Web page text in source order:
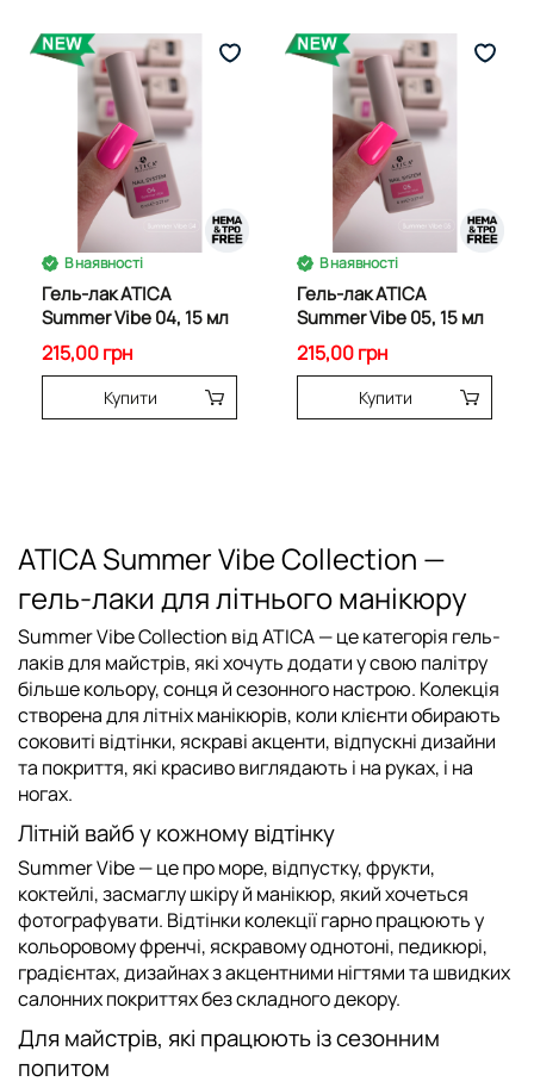
В наявності
Гель-лак ATICA
Summer Vibe 04, 15 мл
215,00 грн
Купити
В наявності
Гель-лак ATICA
Summer Vibe 05, 15 мл
215,00 грн
Купити
ATICA Summer Vibe Collection —
гель-лаки для літнього манікюру
Summer Vibe Collection від ATICA— це категорія гель-
лаків для майстрів, які хочуть додати у свою палітру
більше кольору, сонця й сезонного настрою. Колекція
створена для літніх манікюрів, коли клієнти обирають
соковиті відтінки, яскраві акценти, відпускні дизайни
та покриття, які красиво виглядають і на руках, і на
ногах.
Літній вайб у кожному відтінку
Summer Vibe — це про море, відпустку, фрукти,
коктейлі, засмаглу шкіру й манікюр, який хочеться
фотографувати. Відтінки колекції гарно працюють у
кольоровому френчі, яскравому однотоні, педикюрі,
градієнтах, дизайнах з акцентними нігтями та швидких
салонних покриттях без складного декору.
Для майстрів, які працюють із сезонним
попитом